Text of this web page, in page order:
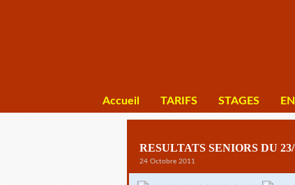
Accueil TARIFS STAGES
RESULTATS SENIORS DU 23/
24 Octobre 2011